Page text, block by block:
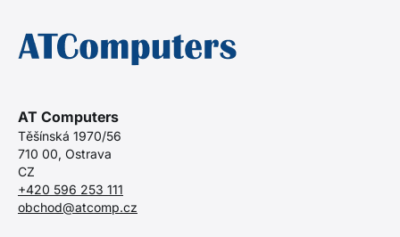
AT Computers
Těšínská 1970/56
710 00, Ostrava
CZ
+420 596 253 111
obchod@atcomp.cz